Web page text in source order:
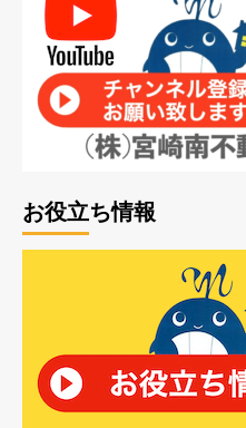
お役立ち情報